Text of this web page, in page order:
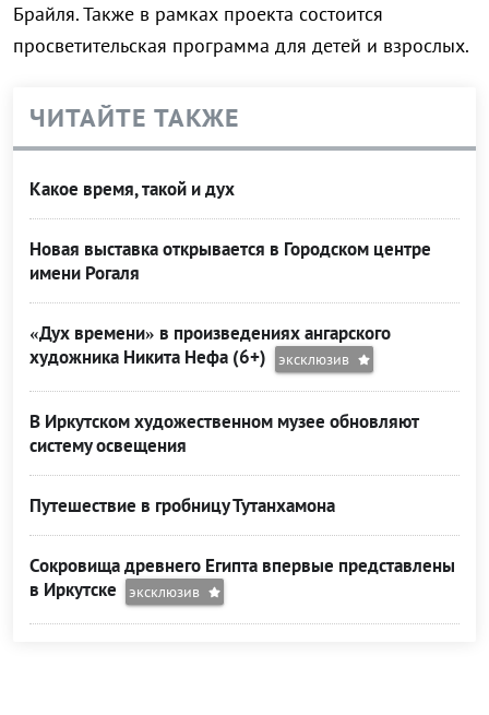
Брайля. Также в рамках проекта состоится
просветительская программа для детей и взрослых.
ЧИТАЙТЕ ТАКЖЕ
Какое время, такой и дух
Новая выставка открывается в Городском центре
имени Рогаля
«Дух времени» в произведениях ангарского
художника Никита Нефа (6+)
эксклюзив
В Иркутском художественном музее обновляют
систему освещения
Путешествие в гробницу Тутанхамона
Сокровища древнего Египта впервые представлены
в Иркутске
эксклюзив